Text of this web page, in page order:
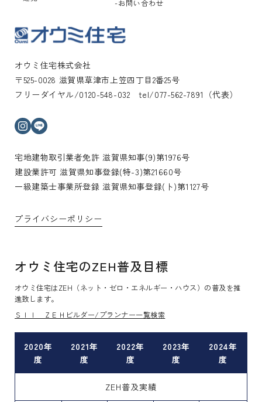
オウミ住宅株式会社
〒525-0028 滋賀県草津市上笠四丁目2番25号
フリーダイヤル/0120-548-032 tel/077-562-7891（代表）
インスタグラム
宅地建物取引業者免許 滋賀県知事(9)第1976号
建設業許可 滋賀県知事登録(特-3)第21660号
一級建築士事業所登録 滋賀県知事登録(ト)第1127号
プライバシーポリシー
オウミ住宅のZEH普及目標
オウミ住宅はZEH（ネット・ゼロ・エネルギー・ハウス）の普及を推
進致します。
ＳＩＩ ＺＥＨビルダー/プランナー一覧検索
2020年
度
2021年
度
2022年
度
2023年
度
2024年
度
ZEH普及実績
お問い合わせ